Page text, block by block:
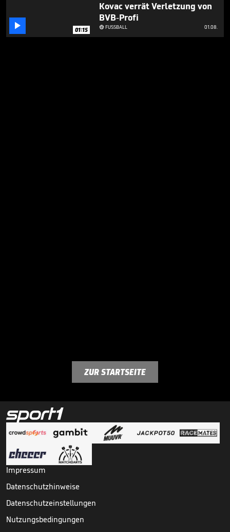
 01:15
Kovac verrät Verletzung von
BVB-Profi
FUSSBALL 01.08.
ZUR STARTSEITE
Impressum
Datenschutzhinweise
Datenschutzeinstellungen
Nutzungsbedingungen